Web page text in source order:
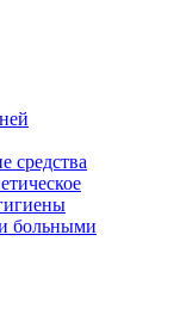
средства
больными